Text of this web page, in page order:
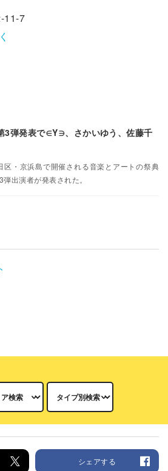
11-7
3弾発表で∈Y∋、さかいゆう、佐藤千
区・京浜島で開催される音楽とアートの祭典
出演者が発表された。
シェアする